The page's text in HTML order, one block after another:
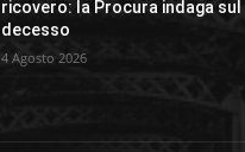
ricovero: la Procura indaga sul
decesso
4 Agosto 2026